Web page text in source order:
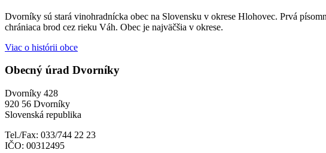
Dvorníky sú stará vinohradnícka obec na Slovensku v okrese Hlohovec. Prvá
chrániaca brod cez rieku Váh. Obec je najväčšia v okrese.
Viac o histórii obce
Obecný úrad Dvorníky
Dvorníky 428
920 56 Dvorníky
Slovenská republika
Tel./Fax: 033/744 22 23
IČO: 00312495